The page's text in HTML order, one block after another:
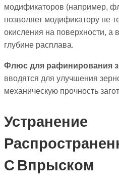
модификаторов (например,
позволяет модификатору не
окисления на поверхности, а
глубине расплава.
Флюс для рафинирования
вводятся для улучшения
механическую прочность
Устранение
С Впрыском